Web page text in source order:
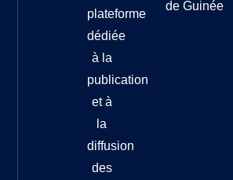
plateforme
dédiée
à la
publication
et à
la
diffusion
des
de Guinée